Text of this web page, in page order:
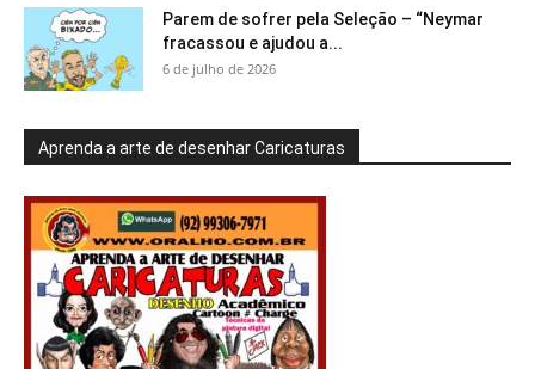
Parem de sofrer pela Seleção – “Neymar
fracassou e ajudou a...
6 de julho de 2026
Aprenda a arte de desenhar Caricaturas